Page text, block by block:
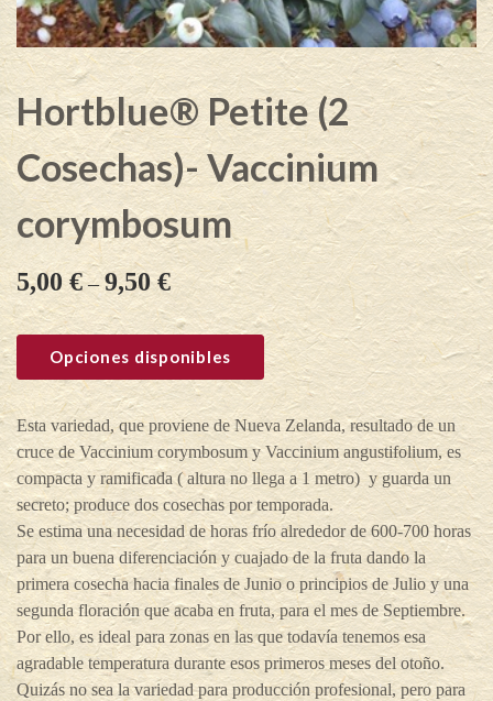
Hortblue® Petite (2
Cosechas)- Vaccinium
corymbosum
5,00€–9,50€
Opciones disponibles
Esta variedad, que proviene de Nueva Zelanda, resultado de un
cruce de Vaccinium corymbosum y Vaccinium angustifolium, es
compacta y ramificada ( altura no llega a 1 metro) y guarda un
secreto; produce dos cosechas por temporada.
Se estima una necesidad de horas frío alrededor de 600-700 horas
para un buena diferenciación y cuajado de la fruta dando la
primera cosecha hacia finales de Junio o principios de Julio y una
segunda floración que acaba en fruta, para el mes de Septiembre.
Por ello, es ideal para zonas en las que todavía tenemos esa
agradable temperatura durante esos primeros meses del otoño.
Quizás no sea la variedad para producción profesional, pero para